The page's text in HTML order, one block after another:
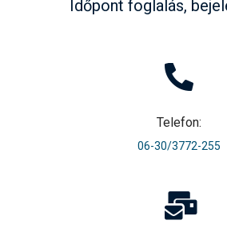
Időpont foglalás,
Telefon:
06-30/3772-255